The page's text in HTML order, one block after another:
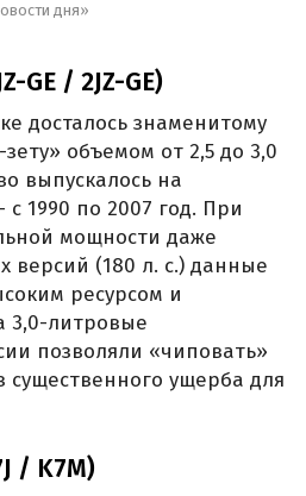
дня»
GE / 2JZ-GE)
досталось знаменитому
объемом от 2,5 до 3,0
выпускалось на
1990 по 2007 год. При
мощности даже
версий (180 л. с.) данные
ресурсом и
3,0-литровые
позволяли «чиповать»
существенного ущерба для
/ K7M)